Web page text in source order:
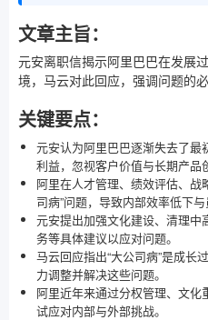
文章主旨：
元安离职信揭示阿里巴巴在发展
境，马云对此回应，强调问题的
关键要点：
元安认为阿里巴巴逐渐失去了最
利益，忽视客户价值与长期产品
阿里在人才管理、绩效评估、战
司病”问题，导致内部效率低下与
元安提出加强文化建设、清理中
务等具体建议以应对问题。
马云回应指出“大公司病”是成长
力调整并解决这些问题。
阿里近年来通过分权管理、文
试应对内部与外部挑战。